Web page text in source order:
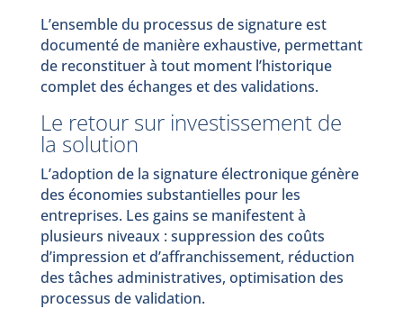
L’ensemble du processus de signature est
documenté de manière exhaustive, permettant
de reconstituer à tout moment l’historique
complet des échanges et des validations.
Le retour sur investissement de
la solution
L’adoption de la signature électronique génère
des économies substantielles pour les
entreprises. Les gains se manifestent à
plusieurs niveaux : suppression des coûts
d’impression et d’affranchissement, réduction
des tâches administratives, optimisation des
processus de validation.